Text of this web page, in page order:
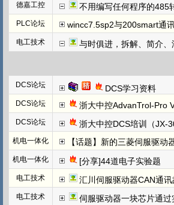
德嘉工控 不用编写任何程序的485
PLC论坛 wincc7.5sp2与200smart通
电工技术 与时俱进，拆解、简介
DCS论坛 DCS学习资料
DCS论坛 浙大中控AdvanTrol-Pro
DCS论坛 浙大中控DCS培训（JX-
机电一体化 【话题】新的三菱伺服驱
机电一体化 [分享]44道电子实验题
电工技术 汇川伺服驱动器CAN通讯
电工技术 伺服驱动器一块芯片通